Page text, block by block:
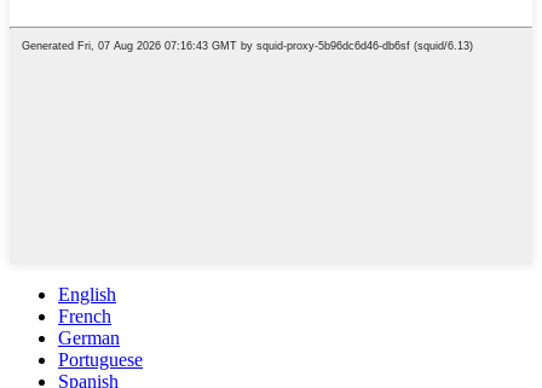
English
French
German
Portuguese
Spanish